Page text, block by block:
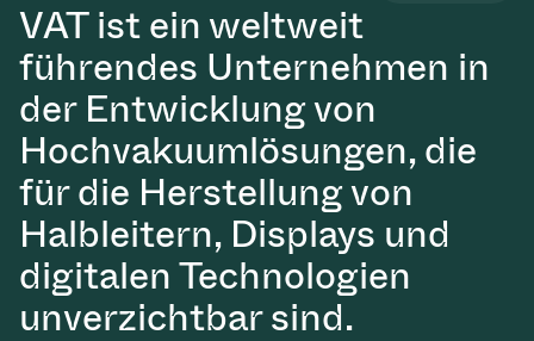
VAT ist ein weltweit
führendes Unternehmen in
der Entwicklung von
Hochvakuumlösungen, die
für die Herstellung von
Halbleitern, Displays und
digitalen Technologien
unverzichtbar sind.